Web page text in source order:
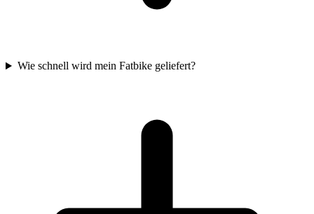
Wie schnell wird mein Fatbike geliefert?